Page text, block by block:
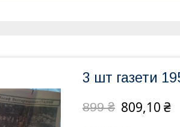
3 шт газети
899 ₴ 809,10 ₴